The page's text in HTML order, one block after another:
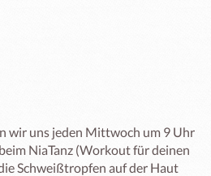
wir uns jeden Mittwoch um 9 Uhr
NiaTanz (Workout für deinen
Schweißtropfen auf der Haut